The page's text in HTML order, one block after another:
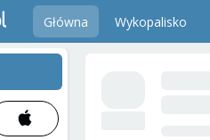
Główna Wykopalisko